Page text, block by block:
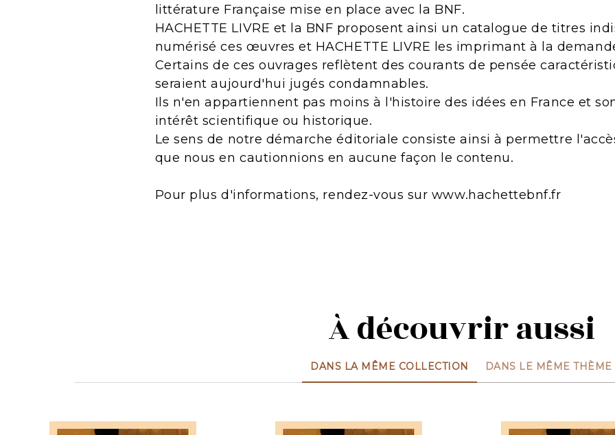
littérature Française mise en place avec la BNF.
HACHETTE LIVRE et la BNF proposent ainsi un catalogue de titres
numérisé ces œuvres et HACHETTE LIVRE les imprimant à la
Certains de ces ouvrages reflètent des courants de pensée
seraient aujourd'hui jugés condamnables.
Ils n'en appartiennent pas moins à l'histoire des idées en France et
intérêt scientifique ou historique.
Le sens de notre démarche éditoriale consiste ainsi à permettre
que nous en cautionnions en aucune façon le contenu.
Pour plus d'informations, rendez-vous sur www.hachettebnf.fr
À découvrir aussi
DANS LA MÊME COLLECTION DANS LE MÊME THÈME